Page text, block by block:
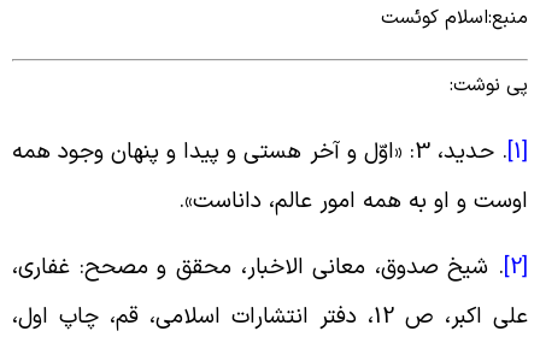
کوئست
نوشت:
.
حدید، 3: «اوّل و آخر هستى و پیدا و پنهان وجود همه
و او به همه امور عالم، داناست».
.شیخ صدوق، معانی الاخبار، محقق و مصحح: غفاری،
علی اکبر، ص 12، دفتر انتشارات اسلامی، قم، چاپ اول،